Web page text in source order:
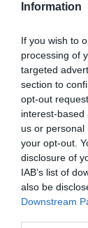
Information
If you wish to
processing of
targeted
section to
opt-out
interest-based
us or
your opt-out.
disclosure of
IAB’s list of
also be
Downstream
Visiter
choses
Pour
Conseils
Dans quel
Le 25 avril
Par Samuel